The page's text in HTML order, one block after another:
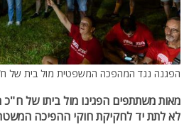
הפגנה נגד המהפכה המשפטית מול בית של
מאות משתתפים הפגינו מול ביתו של ח"כ
לא לתת יד לחקיקת חוקי ההפיכה